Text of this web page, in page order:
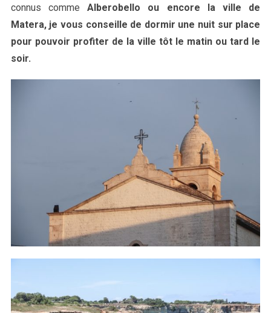
connus commeAlberobello ou encore la ville de
Matera, je vous conseille de dormir une nuit sur place
pour pouvoir profiter de la ville tôt le matin ou tard le
soir.